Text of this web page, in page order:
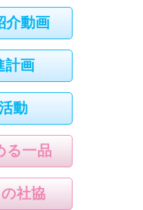
介動画
計画
動
る一品
社協